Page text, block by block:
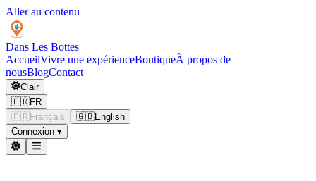
Aller au contenu
Dans Les Bottes
AccueilVivre une expérienceBoutiqueÀ propos de
nousBlogContact
Clair
🇫🇷FR
🇫🇷 Français 🇬🇧English
Connexion ▾